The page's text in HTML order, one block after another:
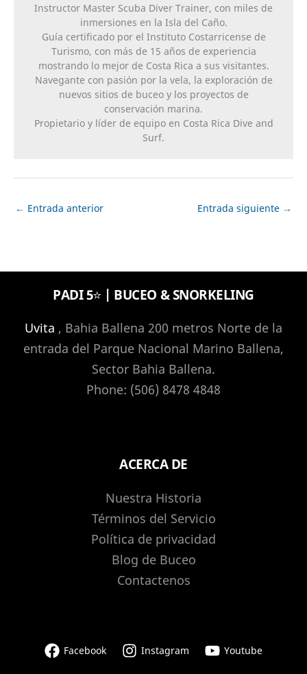
Instructor Master Scuba Diver Trainer, con miles de
inmersiones en la Isla del Caño.
Guía certificado por el Instituto Costarricense de
Turismo, con más de 15 años de experiencia
mostrando lo mejor de Costa Rica a sus visitantes.
Navegante con pasión por la vela, la exploración de
nuevos sitios de buceo y los proyectos de
conservación marina.
Propietario y líder de equipo en Costa Rica Dive and
Surf.
← Entrada anterior Entrada siguiente →
PADI 5⭐️ | BUCEO & SNORKELING
Uvita , Bahia Ballena 200 metros Norte de la
entrada del Parque Nacional Marino Ballena,
Sector Bahia Ballena.
Phone: (506) 8478 4848
ACERCA DE
Nuestra Historia
Términos del Servicio
Política de privacidad
Blog de Buceo
Contactenos
Facebook Instagram Youtube